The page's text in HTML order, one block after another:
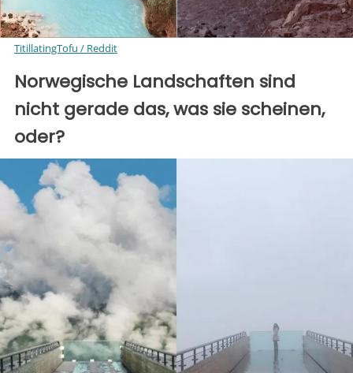
TitillatingTofu / Reddit
Norwegische Landschaften sind
nicht gerade das, was sie scheinen,
oder?